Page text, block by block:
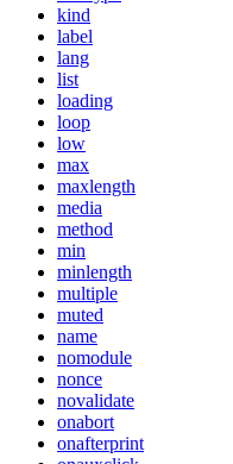
kind
label
lang
list
loading
loop
low
max
maxlength
media
method
min
minlength
multiple
muted
name
nomodule
nonce
novalidate
onabort
onafterprint